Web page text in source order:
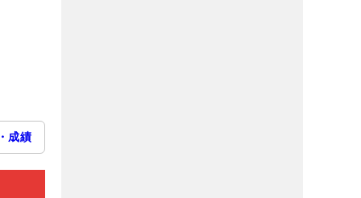
成績